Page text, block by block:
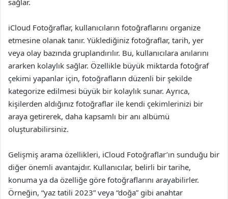
sağlar.
iCloud Fotoğraflar, kullanıcıların fotoğraflarını organize
etmesine olanak tanır. Yüklediğiniz fotoğraflar, tarih, yer
veya olay bazında gruplandırılır. Bu, kullanıcılara anılarını
ararken kolaylık sağlar. Özellikle büyük miktarda fotoğraf
çekimi yapanlar için, fotoğrafların düzenli bir şekilde
kategorize edilmesi büyük bir kolaylık sunar. Ayrıca,
kişilerden aldığınız fotoğraflar ile kendi çekimlerinizi bir
araya getirerek, daha kapsamlı bir anı albümü
oluşturabilirsiniz.
Gelişmiş arama özellikleri, iCloud Fotoğraflar’ın sunduğu bir
diğer önemli avantajdır. Kullanıcılar, belirli bir tarihe,
konuma ya da özelliğe göre fotoğraflarını arayabilirler.
Örneğin, “yaz tatili 2023” veya “doğa” gibi anahtar